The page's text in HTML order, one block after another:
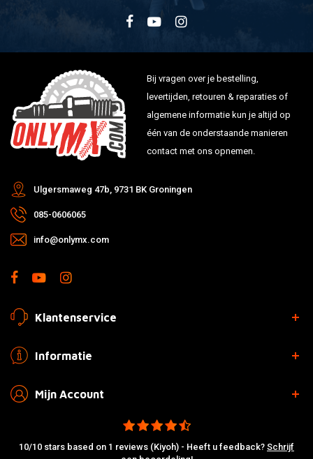
Bij vragen over je bestelling,
levertijden, retouren & reparaties of
algemene informatie kun je altijd op
één van de onderstaande manieren
contact met ons opnemen.
Ulgersmaweg 47b, 9731 BK Groningen
085-0606065
info@onlymx.com
Klantenservice
Informatie
Mijn Account
10/10 stars based on 1 reviews (Kiyoh) - Heeft u feedback? Schrijf